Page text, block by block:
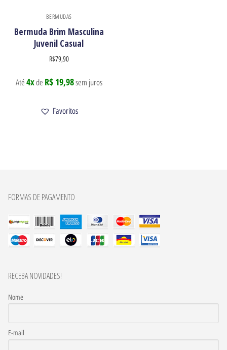
BERMUDAS
Bermuda Brim Masculina
Juvenil Casual
R$79,90
Até 4xde R$ 19,98sem juros
Favoritos
FORMAS DE PAGAMENTO
RECEBA NOVIDADES!
Nome
E-mail